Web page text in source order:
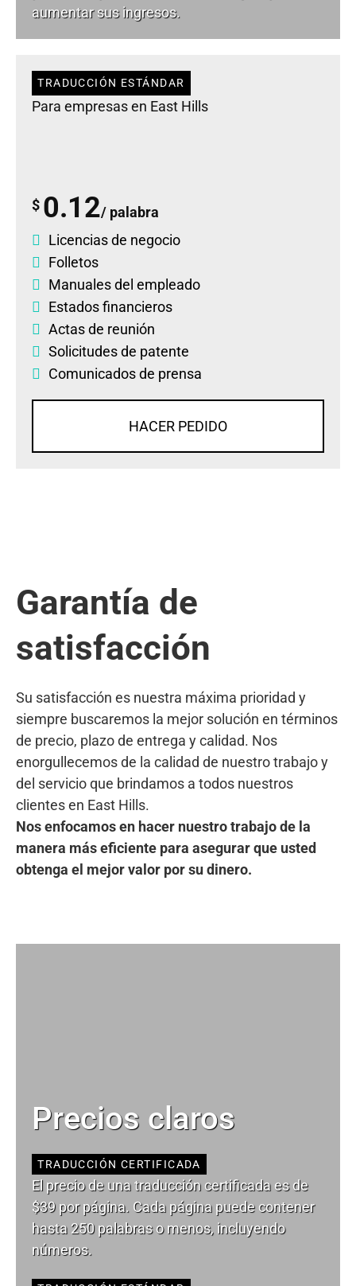
aumentar sus ingresos.
TRADUCCIÓN ESTÁNDAR
Para empresas en East Hills
$ 0.12/ palabra
Licencias de negocio
Folletos
Manuales del empleado
Estados financieros
Actas de reunión
Solicitudes de patente
Comunicados de prensa
HACER PEDIDO
Garantía de
satisfacción
Su satisfacción es nuestra máxima prioridad y
siempre buscaremos la mejor solución en términos
de precio, plazo de entrega y calidad. Nos
enorgullecemos de la calidad de nuestro trabajo y
del servicio que brindamos a todos nuestros
clientes en East Hills.
Nos enfocamos en hacer nuestro trabajo de la
manera más eficiente para asegurar que usted
obtenga el mejor valor por su dinero.
Precios claros
TRADUCCIÓN CERTIFICADA
El precio de una traducción certificada es de
$39 por página. Cada página puede contener
hasta 250 palabras o menos, incluyendo
números.